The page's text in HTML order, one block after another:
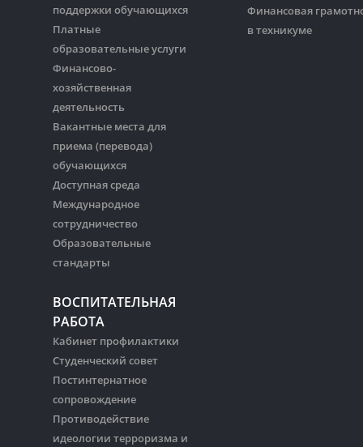
поддержки обучающихся
Платные
образовательные услуги
Финансово-
хозяйственная
деятельность
Вакантные места для
приема (перевода)
обучающихся
Доступная среда
Международное
сотрудничество
Образовательные
стандарты
ВОСПИТАТЕЛЬНАЯ
РАБОТА
Кабинет профилактики
Студенческий совет
Постинтернатное
сопровождение
Противодействие
идеологии терроризма и
Финансовая
в техникуме